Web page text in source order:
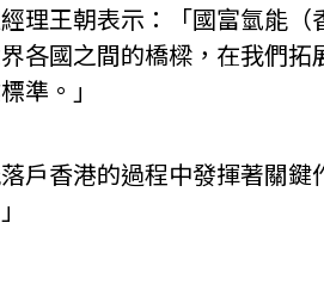
理王朝表示：「國富氫能
各國之間的橋樑，在我們
準。」
戶香港的過程中發揮著關